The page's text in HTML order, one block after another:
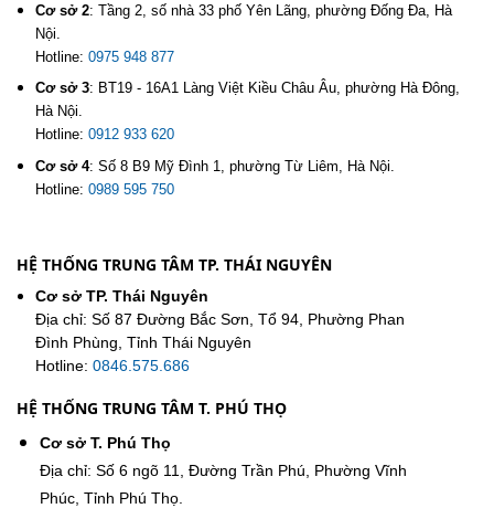
Cơ sở 2: Tầng 2, số nhà 33 phố Yên Lãng, phường Đống Đa, Hà
Nội.
Hotline: 0975 948 877
Cơ sở 3: BT19 - 16A1 Làng Việt Kiều Châu Âu, phường Hà Đông,
Hà Nội.
Hotline: 0912 933 620
Cơ sở 4: Số 8 B9 Mỹ Đình 1, phường Từ Liêm, Hà Nội.
Hotline: 0989 595 750
HỆ THỐNG TRUNG TÂM TP. THÁI NGUYÊN
Cơ sở TP. Thái Nguyên
Địa chỉ: Số 87 Đường Bắc Sơn, Tổ 94, Phường Phan
Đình Phùng, Tỉnh Thái Nguyên
Hotline: 0846.575.686
HỆ THỐNG TRUNG TÂM T. PHÚ THỌ
Cơ sở T. Phú Thọ
Địa chỉ: Số 6 ngõ 11, Đường Trần Phú, Phường Vĩnh
Phúc, Tỉnh Phú Thọ.